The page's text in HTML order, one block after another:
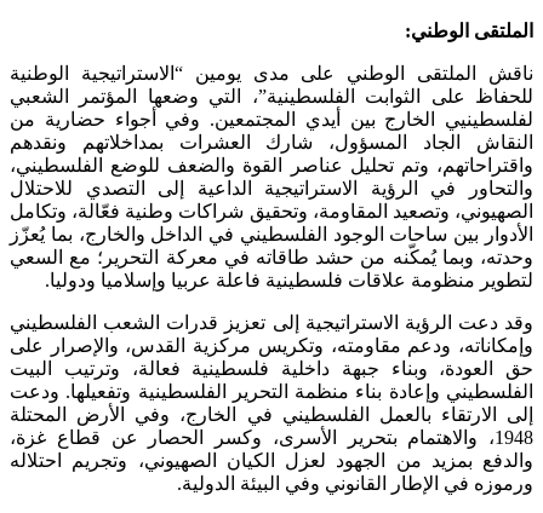
الملتقى الوطني:
ناقش الملتقى الوطني على مدى يومين “الاستراتيجية الوطنية
للحفاظ على الثوابت الفلسطينية”، التي وضعها المؤتمر الشعبي
لفلسطينيي الخارج بين أيدي المجتمعين. وفي أجواء حضارية من
النقاش الجاد المسؤول، شارك العشرات بمداخلاتهم ونقدهم
واقتراحاتهم، وتم تحليل عناصر القوة والضعف للوضع الفلسطيني،
والتحاور في الرؤية الاستراتيجية الداعية إلى التصدي للاحتلال
الصهيوني، وتصعيد المقاومة، وتحقيق شراكات وطنية فعّالة، وتكامل
الأدوار بين ساحات الوجود الفلسطيني في الداخل والخارج، بما يُعزّز
وحدته، وبما يُمكّنه من حشد طاقاته في معركة التحرير؛ مع السعي
لتطوير منظومة علاقات فلسطينية فاعلة عربيا وإسلاميا ودوليا.
وقد دعت الرؤية الاستراتيجية إلى تعزيز قدرات الشعب الفلسطيني
وإمكاناته، ودعم مقاومته، وتكريس مركزية القدس، والإصرار على
حق العودة، وبناء جبهة داخلية فلسطينية فعالة، وترتيب البيت
الفلسطيني وإعادة بناء منظمة التحرير الفلسطينية وتفعيلها. ودعت
إلى الارتقاء بالعمل الفلسطيني في الخارج، وفي الأرض المحتلة
1948، والاهتمام بتحرير الأسرى، وكسر الحصار عن قطاع غزة،
والدفع بمزيد من الجهود لعزل الكيان الصهيوني، وتجريم احتلاله
ورموزه في الإطار القانوني وفي البيئة الدولية.